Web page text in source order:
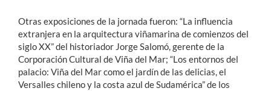
Otras exposiciones de la jornada fueron: “La influencia
extranjera en la arquitectura viñamarina de comienzos del
siglo XX” del historiador Jorge Salomó, gerente de la
Corporación Cultural de Viña del Mar; “Los entornos del
palacio: Viña del Mar como el jardín de las delicias, el
Versalles chileno y la costa azul de Sudamérica” de los